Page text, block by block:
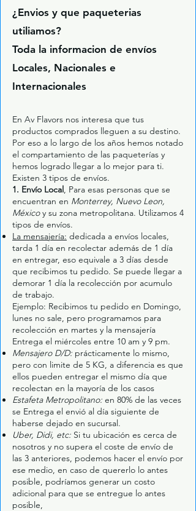
¿Envios y que paqueterias
utiliamos?
Toda la informacion de envíos
Locales, Nacionales e
Internacionales
En Av Flavors nos interesa que tus
productos comprados lleguen a su destino.
Por eso a lo largo de los años hemos notado
el compartamiento de las paqueterías y
hemos logrado llegar a lo mejor para ti.
Existen 3 tipos de envíos.
1. Envío Local, Para esas personas que se
encuentran en Monterrey, Nuevo Leon,
Méxicoy su zona metropolitana. Utilizamos 4
tipos de envíos.
La mensajería: dedicada a envíos locales,
tarda 1 día en recolectar además de 1 día
en entregar, eso equivale a 3 días desde
que recibimos tu pedido. Se puede llegar a
demorar 1 día la recolección por acumulo
de trabajo.
Ejemplo: Recibimos tu pedido en Domingo,
lunes no sale, pero programamos para
recolección en martes y la mensajería
Entrega el miércoles entre 10 am y 9 pm.
Mensajero D/D: prácticamente lo mismo,
pero con limite de 5 KG, a diferencia es que
ellos pueden entregar el mismo día que
recolectan en la mayoría de los casos
Estafeta Metropolitano: en 80% de las veces
se Entrega el envió al día siguiente de
haberse dejado en sucursal.
Uber, Didi, etc: Si tu ubicación es cerca de
nosotros y no supera el coste de envío de
las 3 anteriores, podemos hacer el envío por
ese medio, en caso de quererlo lo antes
posible, podríamos generar un costo
adicional para que se entregue lo antes
posible,